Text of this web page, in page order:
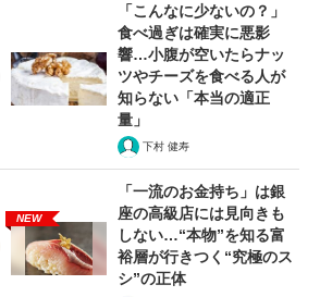
「こんなに少ないの？」
食べ過ぎは確実に悪影
響…小腹が空いたらナッ
ツやチーズを食べる人が
知らない「本当の適正
量」
下村 健寿
NEW
「一流のお金持ち」は銀
座の高級店には見向きも
しない…“本物”を知る富
裕層が行きつく“究極のス
シ”の正体